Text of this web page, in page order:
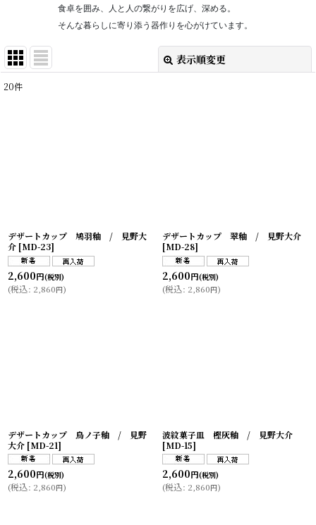
食卓を囲み、人と人の繋がりを広げ、深める。
そんな暮らしに寄り添う器作りを心がけています。
表示順変更
20件
デザートカップ 鳩羽釉 / 見野大
介 [MD-23]
2,600円(税別)
(税込: 2,860円)
デザートカップ 翠釉 / 見野大介
[MD-28]
2,600円(税別)
(税込: 2,860円)
デザートカップ 鳥ノ子釉 / 見野
大介 [MD-21]
2,600円(税別)
(税込: 2,860円)
波紋菓子皿 樫灰釉 / 見野大介
[MD-15]
2,600円(税別)
(税込: 2,860円)